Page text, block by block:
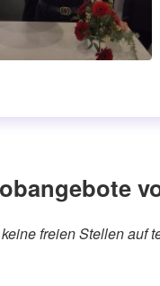
freien Stellen auf